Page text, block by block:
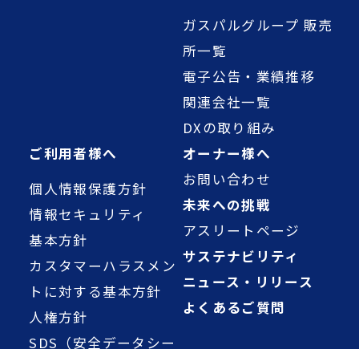
ガスパルグループ 販売
所一覧
電子公告・業績推移
関連会社一覧
DXの取り組み
ご利用者様へ
個人情報保護方針
情報セキュリティ
基本方針
カスタマーハラスメン
トに対する基本方針
人権方針
SDS（安全データシー
オーナー様へ
お問い合わせ
未来への挑戦
アスリートページ
サステナビリティ
ニュース・リリース
よくあるご質問